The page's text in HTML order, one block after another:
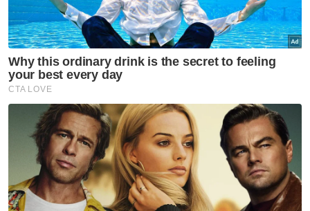
Artikel Berkaitan:
Imigresen gempur Pasar Malam Taman Maluri, 200
PATI dicekup
Kabinet arah reformasi DBKL sebelum pinda Akta
190 - Hannah
27 bilik haram dikesan dibina atas bangunan
Bangunan, premis 'sarang burung' dalam radar -
JBPM
Isu pelarian Rohingya: PM arah KDN teliti dapatan
mesyuarat
"Sebanyak 81 peratus pemilik rumah
menyokong skim itu dengan membayar